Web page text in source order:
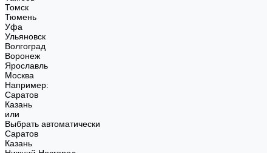
Томск
Тюмень
Уфа
Ульяновск
Волгоград
Воронеж
Ярославль
Москва
Например:
Саратов
Казань
или
Выбрать автоматически
Саратов
Казань